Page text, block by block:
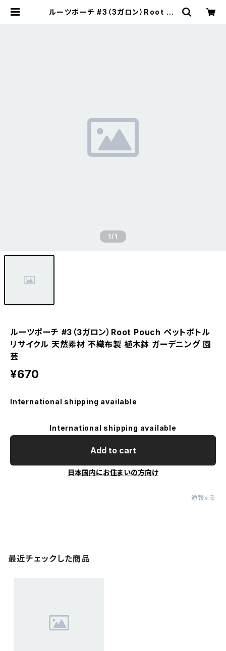
ルーツポーチ #3（3ガロン）Root Po
1/1
ルーツポーチ #3（3ガロン）Root Pouch ペットボトル
リサイクル 天然素材 不織布製 植木鉢 ガーデニング 園
芸
¥670
International shipping available
International shipping available
Add to cart
日本国内にお住まいの方向け
通報する
最近チェックした商品